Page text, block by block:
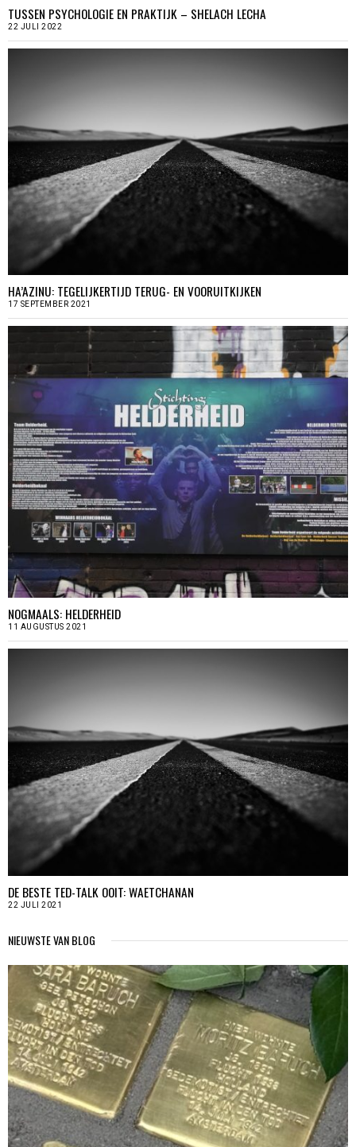
TUSSEN PSYCHOLOGIE EN PRAKTIJK – SHELACH LECHA
22 JULI 2022
HA’AZINU: TEGELIJKERTIJD TERUG- EN VOORUITKIJKEN
17 SEPTEMBER 2021
NOGMAALS: HELDERHEID
11 AUGUSTUS 2021
DE BESTE TED-TALK OOIT: WAETCHANAN
22 JULI 2021
NIEUWSTE VAN BLOG